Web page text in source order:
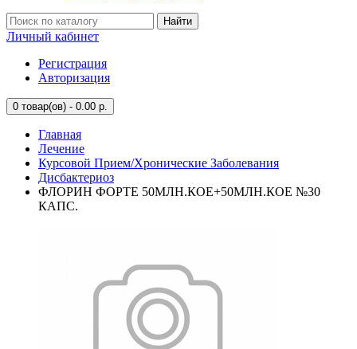
Найти
Личный кабинет
Регистрация
Авторизация
0 товар(ов) - 0.00 р.
Главная
Лечение
Курсовой Прием/Хронические Заболевания
Дисбактериоз
ФЛОРИН ФОРТЕ 50МЛН.КОЕ+50МЛН.КОЕ №30
КАПС.